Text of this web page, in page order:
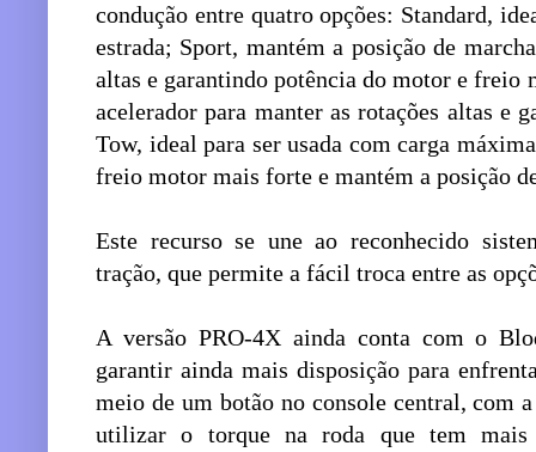
condução entre quatro opções: Standard,
estrada; Sport, mantém a posição de
altas e garantindo potência do motor e
acelerador para manter as rotações altas e
Tow, ideal para ser usada com carga
freio motor mais forte e mantém a posição
Este recurso se une ao reconhecido
tração, que permite a fácil troca entre as
A versão PRO-4X ainda conta com o
garantir ainda mais disposição para
meio de um botão no console central, com
utilizar o torque na roda que tem mais